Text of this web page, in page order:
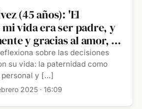
(45 años): 'El
vida era ser padre, y
y gracias al amor, lo
que sacrificarlo todo:
amor anterior, la fama
sobre las decisiones
su vida: la paternidad como
personal y […]
2025 · 16:09